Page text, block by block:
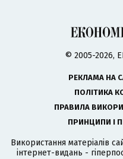
© 2005-2026,
РЕКЛАМА НА
ПОЛІТИКА
ПРАВИЛА
ПРИНЦИПИ І
Використання матеріалів
інтернет-видань -